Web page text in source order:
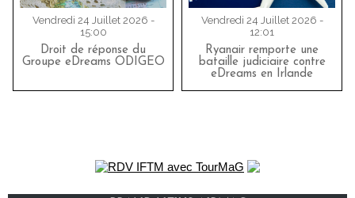
Vendredi 24 Juillet 2026 -
15:00
Droit de réponse du
Groupe eDreams ODIGEO
Vendredi 24 Juillet 2026 -
12:01
Ryanair remporte une
bataille judiciaire contre
eDreams en Irlande